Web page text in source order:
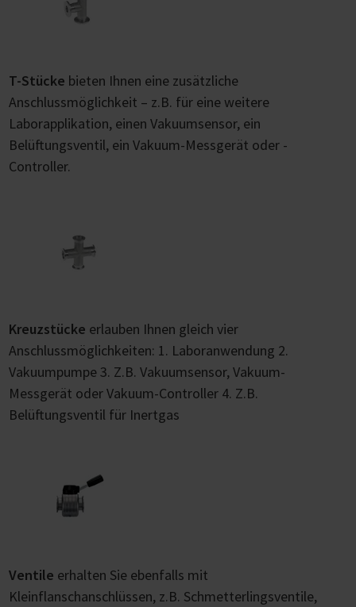
T-Stücke bieten Ihnen eine zusätzliche
Anschlussmöglichkeit – z.B. für eine weitere
Laborapplikation, einen Vakuumsensor, ein
Belüftungsventil, ein Vakuum-Messgerät oder -
Controller.
Kreuzstücke erlauben Ihnen gleich vier
Anschlussmöglichkeiten: 1. Laboranwendung 2.
Vakuumpumpe 3. Z.B. Vakuumsensor, Vakuum-
Messgerät oder Vakuum-Controller 4. Z.B.
Belüftungsventil für Inertgas
Ventile erhalten Sie ebenfalls mit
Kleinflanschanschlüssen, z.B. Schmetterlingsventile,